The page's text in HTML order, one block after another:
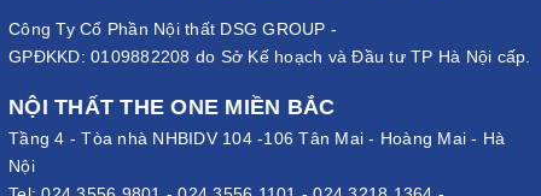
Công Ty Cổ Phần Nội thất DSG GROUP -
GPĐKKD: 0109882208 do Sở Kế hoạch và Đầu tư TP Hà Nội cấp.
NỘI THẤT THE ONE MIỀN BẮC
Tầng 4 - Tòa nhà NHBIDV 104 -106 Tân Mai - Hoàng Mai - Hà
Nội